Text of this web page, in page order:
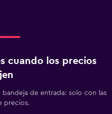
cuando los precios
de entrada: solo con las
precios.